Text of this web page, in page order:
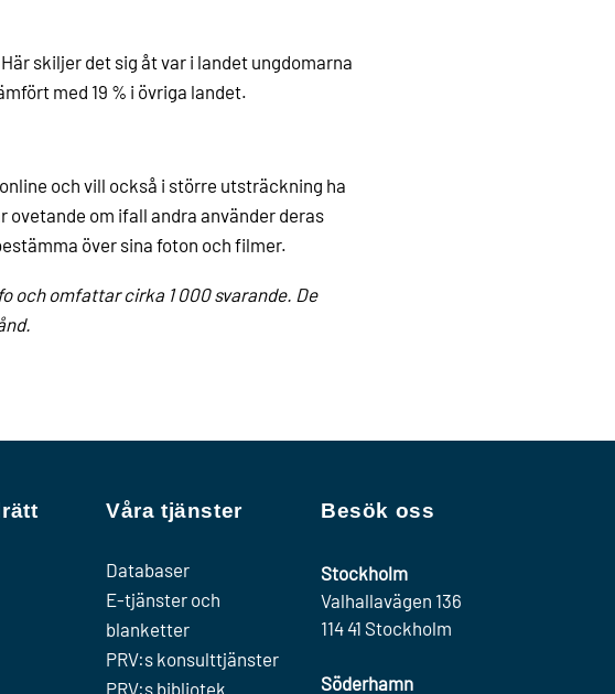
skiljer det sig åt var i landet ungdomarna
med 19 % i övriga landet.
och vill också i större utsträckning ha
ovetande om ifall andra använder deras
över sina foton och filmer.
och omfattar cirka 1 000 svarande. De
Våra tjänster
Databaser
E-tjänster och
blanketter
PRV:s konsulttjänster
PRV:s bibliotek
Besök oss
Stockholm
Valhallavägen 136
114 41 Stockholm
Söderhamn